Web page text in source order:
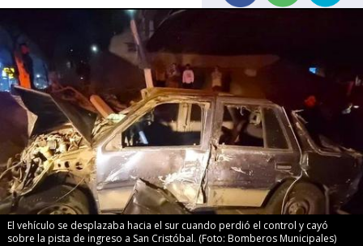
El vehículo se desplazaba hacia el sur cuando perdió el control y cayó
sobre la pista de ingreso a San Cristóbal. (Foto: Bomberos Municipales)